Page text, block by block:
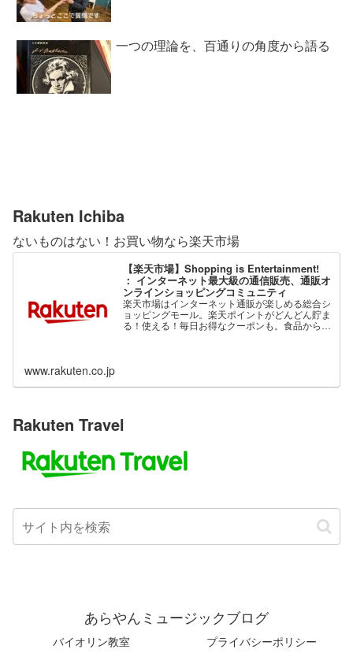
一つの理論を、百通りの角度から語る
Rakuten Ichiba
ないものはない！お買い物なら楽天市場
【楽天市場】Shopping is Entertainment!
： インターネット最大級の通信販売、通販オ
ンラインショッピングコミュニティ
楽天市場はインターネット通販が楽しめる総合シ
ョッピングモール。楽天ポイントがどんどん貯ま
る！使える！毎日お得なクーポンも。食品から家
www.rakuten.co.jp
Rakuten Travel
あらやんミュージックブログ
バイオリン教室
プライバシーポリシー